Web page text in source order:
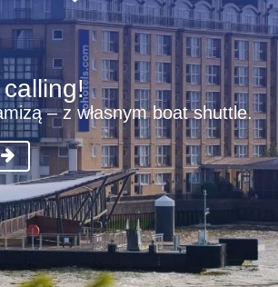
– z własnym boat shuttle.